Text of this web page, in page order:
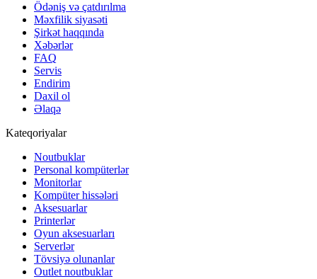
Ödəniş və çatdırılma
Məxfilik siyasəti
Şirkət haqqında
Xəbərlər
FAQ
Servis
Endirim
Daxil ol
Əlaqə
Kateqoriyalar
Noutbuklar
Personal kompüterlər
Monitorlar
Kompüter hissələri
Aksesuarlar
Printerlər
Oyun aksesuarları
Serverlər
Tövsiyə olunanlar
Outlet noutbuklar